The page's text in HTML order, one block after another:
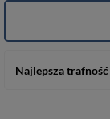
Najlepsza trafność